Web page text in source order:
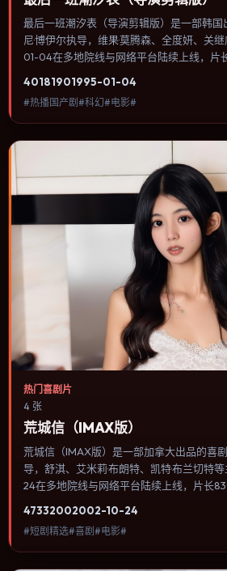
最后一班潮汐表（导演剪辑版）是一部韩
尼·博伊尔执导，维果·莫腾森、全度妍、关
01-04在多地院线与网络平台陆续上线，片
选择与情节推进，节奏与视听语言统一，可
片的选择。
40181901995-01-04
#热播国产剧#科幻#电影#
热门喜剧片
4 张
荒城信（IMAX版）
荒城信（IMAX版）是一部加拿大出品的喜
导，舒淇、艾米莉·布朗特、凯特·布兰切特
24在多地院线与网络平台陆续上线，片长
进，节奏与视听语言统一，可作为休闲观影
47332002002-10-24
#短剧精选#喜剧#电影#